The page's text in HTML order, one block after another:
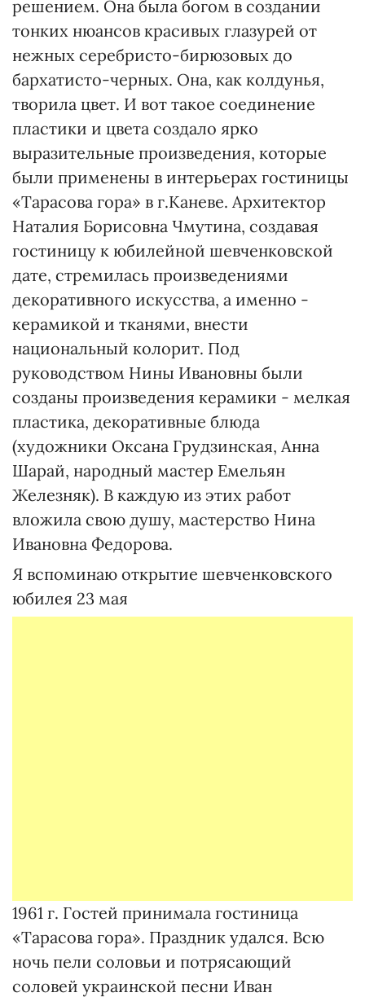
решением. Она была богом в создании
тонких нюансов красивых глазурей от
нежных серебристо-бирюзовых до
бархатисто-черных. Она, как колдунья,
творила цвет. И вот такое соединение
пластики и цвета создало ярко
выразительные произведения, которые
были применены в интерьерах гостиницы
«Тарасова гора» в г.Каневе. Архитектор
Наталия Борисовна Чмутина, создавая
гостиницу к юбилейной шевченковской
дате, стремилась произведениями
декоративного искусства, а именно -
керамикой и тканями, внести
национальный колорит. Под
руководством Нины Ивановны были
созданы произведения керамики - мелкая
пластика, декоративные блюда
(художники Оксана Грудзинская, Анна
Шарай, народный мастер Емельян
Железняк). В каждую из этих работ
вложила свою душу, мастерство Нина
Ивановна Федорова.
Я вспоминаю открытие шевченковского
юбилея 23 мая
1961 г. Гостей принимала гостиница
«Тарасова гора». Праздник удался. Всю
ночь пели соловьи и потрясающий
соловей украинской песни Иван